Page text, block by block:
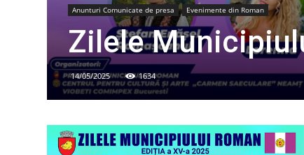
Anunturi Comunicate de presa Evenimente din Roman
Zilele
14/05/2025 1634